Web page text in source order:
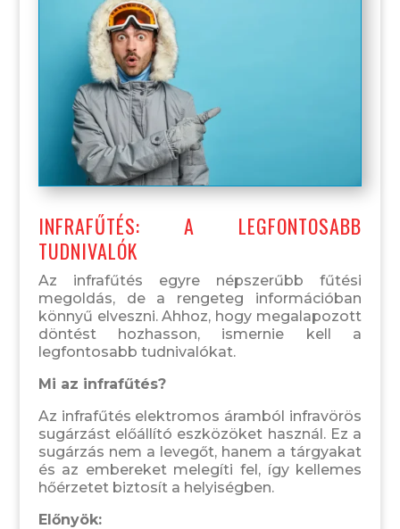
INFRAFŰTÉS: A LEGFONTOSABB
TUDNIVALÓK
Az infrafűtés egyre népszerűbb fűtési
megoldás, de a rengeteg információban
könnyű elveszni. Ahhoz, hogy megalapozott
döntést hozhasson, ismernie kell a
legfontosabb tudnivalókat.
Mi az infrafűtés?
Az infrafűtés elektromos áramból infravörös
sugárzást előállító eszközöket használ. Ez a
sugárzás nem a levegőt, hanem a tárgyakat
és az embereket melegíti fel, így kellemes
hőérzetet biztosít a helyiségben.
Előnyök: